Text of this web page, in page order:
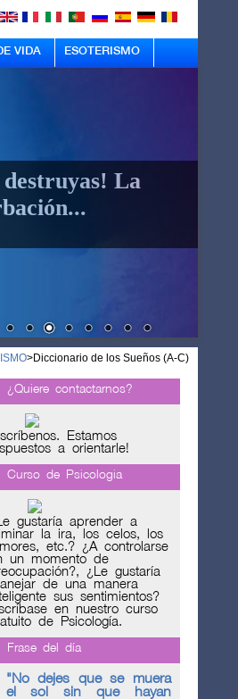
VIDA ESOTERISMO
destruyas! La
>Diccionario de los Sueños (A-C)
¿Quiere contactarnos?
Estamos
a orientarle!
Curso de Psicologia
gustaría aprender a
la ira, los celos, los
etc.? ¿A controlarse
un momento de
¿Le gustaría
de una manera
sus sentimientos?
en nuestro curso
de Psicología.
Frase del día
"No dejes que se muera
el sol sin que hayan